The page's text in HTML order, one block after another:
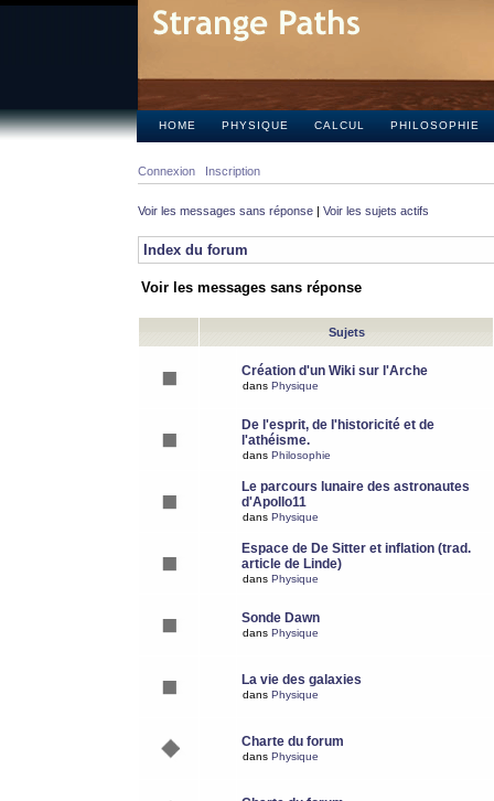
HOME PHYSIQUE CALCUL PHILOSOPHIE
Connexion Inscription
Voir les messages sans réponse | Voir les sujets actifs
Index du forum
Voir les messages sans réponse
Sujets
Création d'un Wiki sur l'Arche
dans Physique
De l'esprit, de l'historicité et de
l'athéisme.
dans Philosophie
Le parcours lunaire des astronautes
d'Apollo11
dans Physique
Espace de De Sitter et inflation (trad.
article de Linde)
dans Physique
Sonde Dawn
dans Physique
La vie des galaxies
dans Physique
Charte du forum
dans Physique